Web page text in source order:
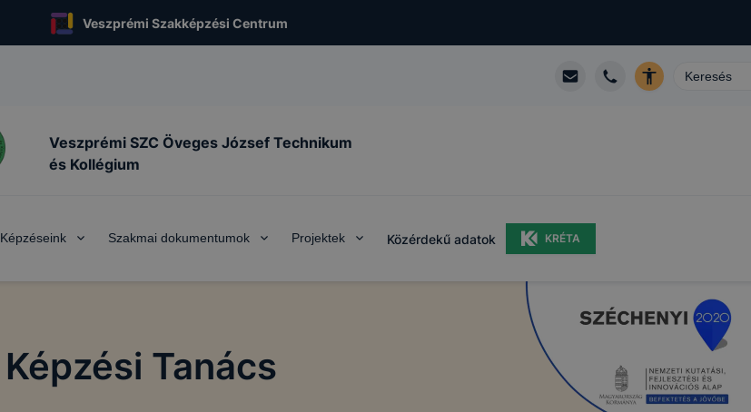
Veszprémi Szakképzési Centrum
Veszprémi SZC Öveges József Technikum
és Kollégium
Képzéseink Szakmai dokumentumok Projektek Közérdekű adatok KRÉTA
Képzési Tanács